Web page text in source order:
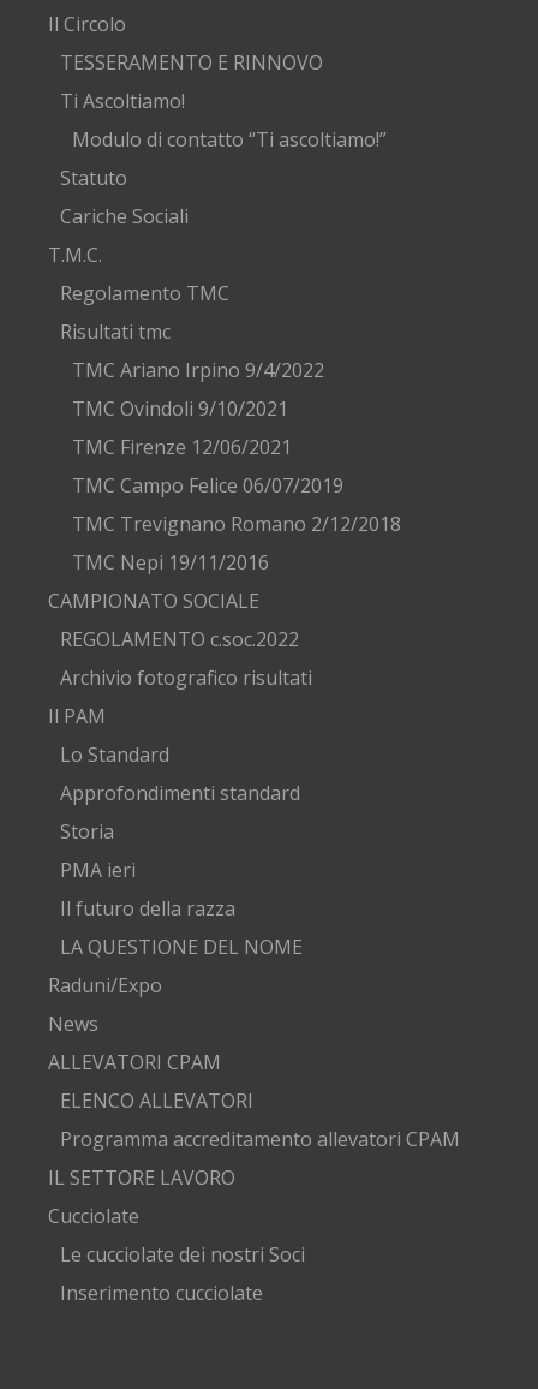
Il Circolo
TESSERAMENTO E RINNOVO
Ti Ascoltiamo!
Modulo di contatto “Ti ascoltiamo!”
Statuto
Cariche Sociali
T.M.C.
Regolamento TMC
Risultati tmc
TMC Ariano Irpino 9/4/2022
TMC Ovindoli 9/10/2021
TMC Firenze 12/06/2021
TMC Campo Felice 06/07/2019
TMC Trevignano Romano 2/12/2018
TMC Nepi 19/11/2016
CAMPIONATO SOCIALE
REGOLAMENTO c.soc.2022
Archivio fotografico risultati
Il PAM
Lo Standard
Approfondimenti standard
Storia
PMA ieri
Il futuro della razza
LA QUESTIONE DEL NOME
Raduni/Expo
News
ALLEVATORI CPAM
ELENCO ALLEVATORI
Programma accreditamento allevatori CPAM
IL SETTORE LAVORO
Cucciolate
Le cucciolate dei nostri Soci
Inserimento cucciolate